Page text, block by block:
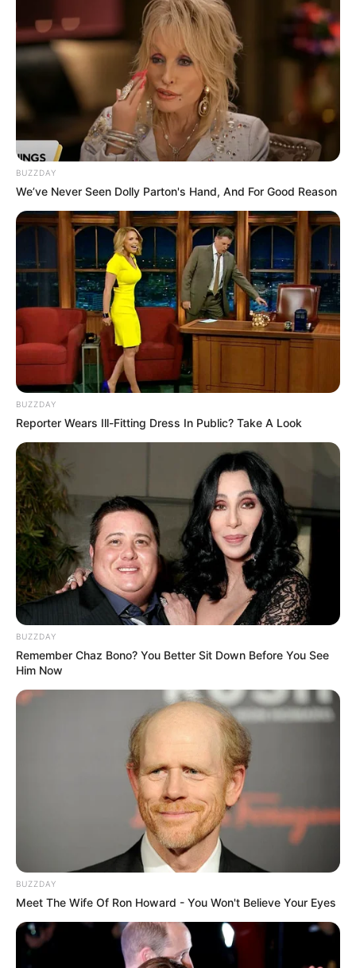
BUZZDAY
We’ve Never Seen Dolly Parton's Hand, And For Good Reason
BUZZDAY
Reporter Wears Ill-Fitting Dress In Public? Take A Look
BUZZDAY
Remember Chaz Bono? You Better Sit Down Before You See
Him Now
BUZZDAY
Meet The Wife Of Ron Howard - You Won't Believe Your Eyes